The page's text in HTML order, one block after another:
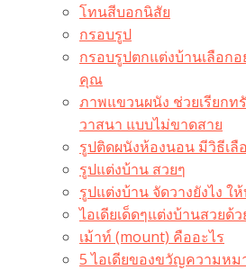
โทนสีบอกนิสัย
กรอบรูป
กรอบรูปตกแต่งบ้านเลือก
คุณ
ภาพแขวนผนัง ช่วยเรียกท
วาสนา แบบไม่ขาดสาย
รูปติดผนังห้องนอน มีวิธีเลื
รูปแต่งบ้าน สวยๆ
รูปแต่งบ้าน จัดวางยังไง
ไอเดียเด็ดๆแต่งบ้านสวยด้
เม้าท์ (mount) คืออะไร​
5 ไอเดียของขวัญความหม